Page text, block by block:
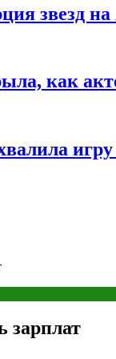
звезд
как
зарплат